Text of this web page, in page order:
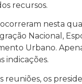
recursos.
ocorreram nesta
Nacional,
Urbano.
indicações.
reuniões, os